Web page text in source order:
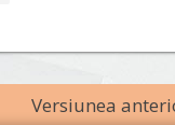
Versiunea